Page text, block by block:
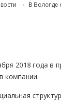
В Вологде
2018 года в
компании.